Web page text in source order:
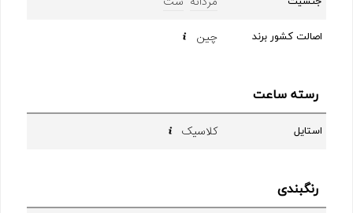
اصالت کشور برند چین
رسته ساعت
استایل کلاسیک
رنگبندی